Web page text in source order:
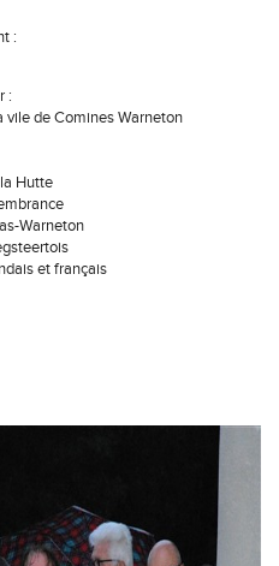
:
:
vile de Comines Warneton
Hutte
Warneton
et français